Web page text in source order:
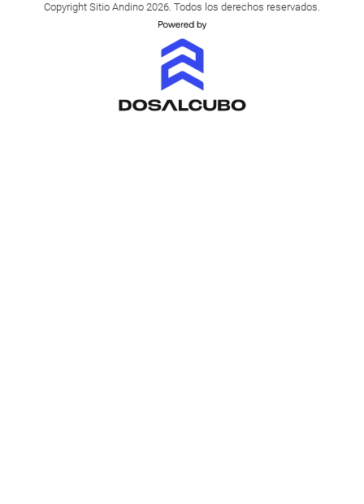
Copyright Sitio Andino 2026. Todos los derechos reservados.